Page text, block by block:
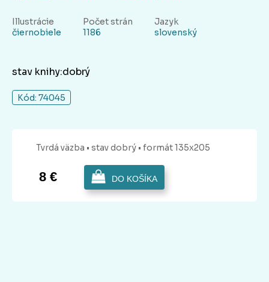
Illustrácie
čiernobiele
Počet strán
1186
Jazyk
slovenský
stav knihy:dobrý
Kód: 74045
Tvrdá väzba • stav dobrý • formát 135x205
8 € DO KOŠÍKA